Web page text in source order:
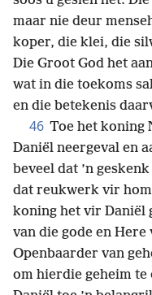
maar nie deur
koper, die klei, die
Die Groot God het
wat in die toekoms
en die betekenis
46 Toe het koning
Daniël neergeval en
beveel dat ’n
dat reukwerk vir
koning het vir Daniël
van die gode en Here
Openbaarder van
om hierdie geheim te